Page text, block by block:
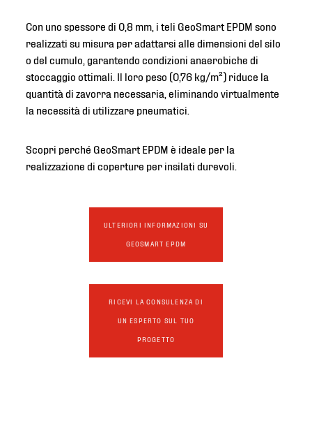
Con uno spessore di 0,8 mm, i teli GeoSmart EPDM sono
realizzati su misura per adattarsi alle dimensioni del silo
o del cumulo, garantendo condizioni anaerobiche di
stoccaggio ottimali. Il loro peso (0,76 kg/m²) riduce la
quantità di zavorra necessaria, eliminando virtualmente
la necessità di utilizzare pneumatici.
Scopri perché GeoSmart EPDM è ideale per la
realizzazione di coperture per insilati durevoli.
ULTERIORI INFORMAZIONI SU
GEOSMART EPDM
RICEVI LA CONSULENZA DI
UN ESPERTO SUL TUO
PROGETTO